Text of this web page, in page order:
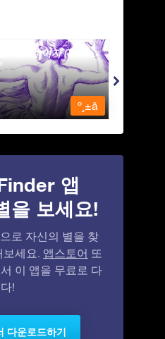
에 묶인 여자 (The
º¸±â
앱
을 보세요!
로 자신의 별을 찾
보세요. 앱스토어 또
이 앱을 무료로 다
!
다운로드하기